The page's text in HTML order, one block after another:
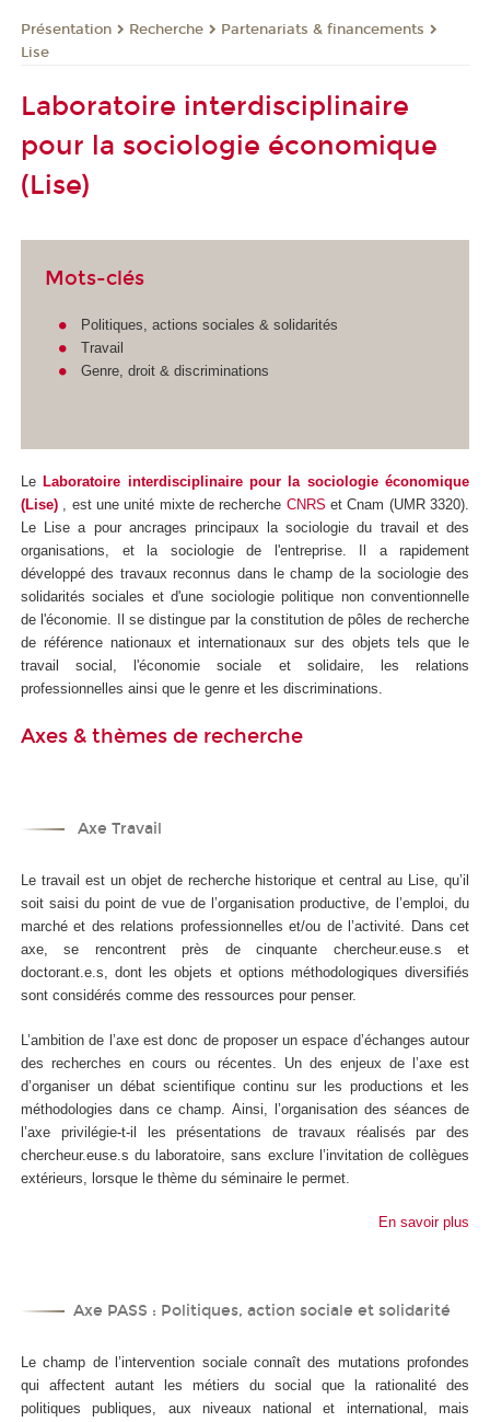
Présentation Recherche
Partenariats & financements
Lise
Laboratoire interdisciplinaire
pour la sociologie économique
(Lise)
Mots-clés
Politiques, actions sociales & solidarités
Travail
Genre, droit & discriminations
Le Laboratoire interdisciplinaire pour la sociologie économique
(Lise) , est une unité mixte de recherche CNRS et Cnam (UMR 3320).
Le Lise a pour ancrages principaux la sociologie du travail et des
organisations, et la sociologie de l'entreprise. Il a rapidement
développé des travaux reconnus dans le champ de la sociologie des
solidarités sociales et d'une sociologie politique non conventionnelle
de l'économie. Il se distingue par la constitution de pôles de recherche
de référence nationaux et internationaux sur des objets tels que le
travail social, l'économie sociale et solidaire, les relations
professionnelles ainsi que le genre et les discriminations.
Axes & thèmes de recherche
Axe Travail
Le travail est un objet de recherche historique et central au Lise, qu’il
soit saisi du point de vue de l’organisation productive, de l’emploi, du
marché et des relations professionnelles et/ou de l’activité. Dans cet
axe, se rencontrent près de cinquante chercheur.euse.s et
doctorant.e.s, dont les objets et options méthodologiques diversifiés
sont considérés comme des ressources pour penser.
L’ambition de l’axe est donc de proposer un espace d’échanges autour
des recherches en cours ou récentes. Un des enjeux de l’axe est
d’organiser un débat scientifique continu sur les productions et les
méthodologies dans ce champ. Ainsi, l’organisation des séances de
l’axe privilégie-t-il les présentations de travaux réalisés par des
chercheur.euse.s du laboratoire, sans exclure l’invitation de collègues
extérieurs, lorsque le thème du séminaire le permet.
En savoir plus
Axe PASS : Politiques, action sociale et solidarité
Le champ de l’intervention sociale connaît des mutations profondes
qui affectent autant les métiers du social que la rationalité des
politiques publiques, aux niveaux national et international, mais